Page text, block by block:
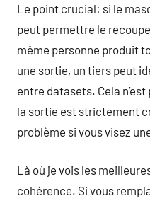
Le point crucial: si le
peut permettre le
même personne produit
une sortie, un tiers peut
entre datasets. Cela
la sortie est strictement
problème si vous visez
Là où je vois les
cohérence. Si vous